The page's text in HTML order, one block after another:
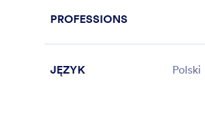
PROFESSIONS
JĘZYK Polski